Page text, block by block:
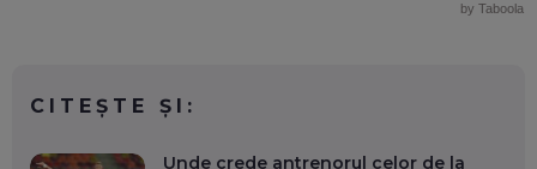
by Taboola
CITEȘTE ȘI:
Unde crede antrenorul celor de la